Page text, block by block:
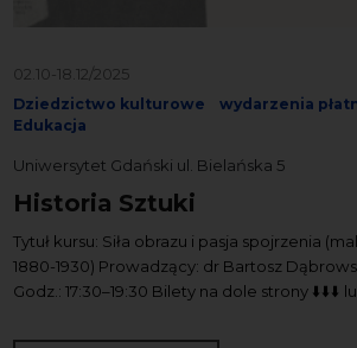
02.10-18.12/2025
Dziedzictwo kulturowe wydarzenia
Edukacja
Uniwersytet Gdański ul. Bielańska 5
Historia Sztuki
Tytuł kursu: Siła obrazu i pasja spojrzenia
1880-1930) Prowadzący: dr Bartosz
Godz.: 17:30–19:30 Bilety na dole strony ⬇️⬇️⬇️